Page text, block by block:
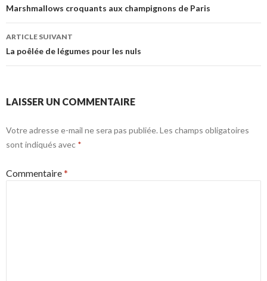
des
articles
Marshmallows croquants aux champignons de Paris
ARTICLE SUIVANT
La poêlée de légumes pour les nuls
LAISSER UN COMMENTAIRE
Votre adresse e-mail ne sera pas publiée. Les champs obligatoires
sont indiqués avec *
Commentaire*